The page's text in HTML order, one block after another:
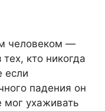
человеком —
кто никогда
если
падения он
мог ухаживать